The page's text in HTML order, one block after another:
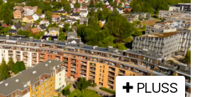
PLUSS